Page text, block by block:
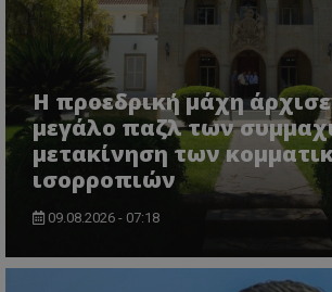
Η προεδρική μάχη
μεγάλο παζλ των
μετακίνηση των
ισορροπιών
09.08.2026 - 07:18
VISITOR_PRIVACY_METADATA